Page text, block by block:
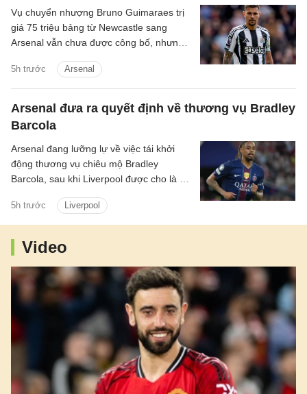
5h trước Arsenal
Vụ chuyển nhượng Bruno Guimaraes trị
giá 75 triệu bảng từ Newcastle sang
Arsenal vẫn chưa được công bố, nhưng
Arsenal đưa ra quyết định về thương vụ Bradley
Barcola
5h trước Liverpool
Arsenal đang lưỡng lự về việc tái khởi
động thương vụ chiêu mộ Bradley
Barcola, sau khi Liverpool được cho là đã
Video